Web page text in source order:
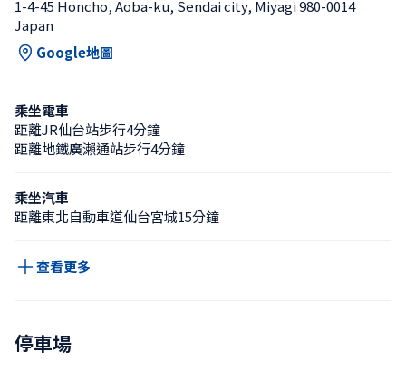
1-4-45 Honcho, Aoba-ku, Sendai city, Miyagi 980-0014
Japan
Google地圖
乘坐電車
距離JR仙台站步行4分鐘
距離地鐵廣瀨通站步行4分鐘
乘坐汽車
距離東北自動車道仙台宮城15分鐘
查看更多
停車場